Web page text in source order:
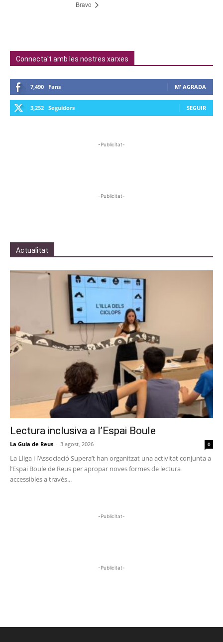
Bravo
Connecta't amb les nostres xarxes
7,490 Fans M' AGRADA
3,252 Seguidors SEGUIR
-Publicitat-
-Publicitat-
Actualitat
Lectura inclusiva a l’Espai Boule
La Guia de Reus - 3 agost, 2026 0
La Lliga i l’Associació Supera’t han organitzat una activitat conjunta a
l’Espai Boule de Reus per apropar noves formes de lectura
accessibles a través...
-Publicitat-
-Publicitat-